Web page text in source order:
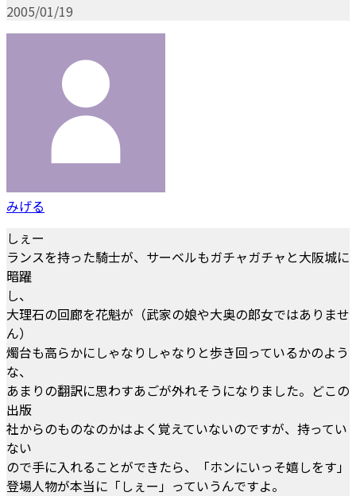
2005/01/19
みげる
しぇー
ランスを持った騎士が、サーベルもガチャガチャと大阪城に
暗躍
し、
大理石の回廊を花魁が（武家の娘や大奥の郎女ではありませ
ん）
燭台も高らかにしゃなりしゃなりと歩き回っているかのよう
な、
あまりの翻訳に思わすあごが外れそうになりました。どこの
出版
社からのものなのかはよく覚えていないのですが、持ってい
ない
ので手に入れることができたら、「ホンにいっそ嬉しをす」
登場人物が本当に「しぇー」っていうんですよ。